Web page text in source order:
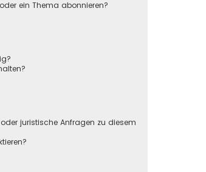
ein Thema abonnieren?
juristische Anfragen zu diesem